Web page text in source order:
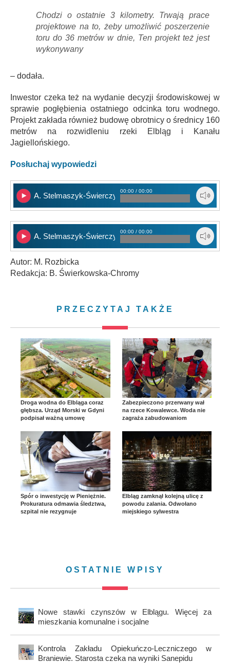
Chodzi o ostatnie 3 kilometry. Trwają prace
projektowe na to, żeby umożliwić poszerzenie
toru do 36 metrów w dnie, Ten projekt też jest
wykonywany
– dodała.
Inwestor czeka też na wydanie decyzji środowiskowej w
sprawie pogłębienia ostatniego odcinka toru wodnego.
Projekt zakłada również budowę obrotnicy o średnicy 160
metrów na rozwidleniu rzeki Elbląg i Kanału
Jagiellońskiego.
Posłuchaj wypowiedzi
A. Stelmaszyk-Świerczyńska cz. 1
00:00 / 00:00
A. Stelmaszyk-Świerczyńska cz. 2
00:00 / 00:00
Autor: M. Rozbicka
Redakcja: B. Świerkowska-Chromy
PRZECZYTAJ TAKŻE
Droga wodna do Elbląga coraz
głębsza. Urząd Morski w Gdyni
podpisał ważną umowę
Zabezpieczono przerwany wał
na rzece Kowalewce. Woda nie
zagraża zabudowaniom
Spór o inwestycję w Pieniężnie.
Prokuratura odmawia śledztwa,
szpital nie rezygnuje
Elbląg zamknął kolejną ulicę z
powodu zalania. Odwołano
miejskiego sylwestra
OSTATNIE WPISY
Nowe stawki czynszów w Elblągu. Więcej za
mieszkania komunalne i socjalne
Kontrola Zakładu Opiekuńczo-Leczniczego w
Braniewie. Starosta czeka na wyniki Sanepidu